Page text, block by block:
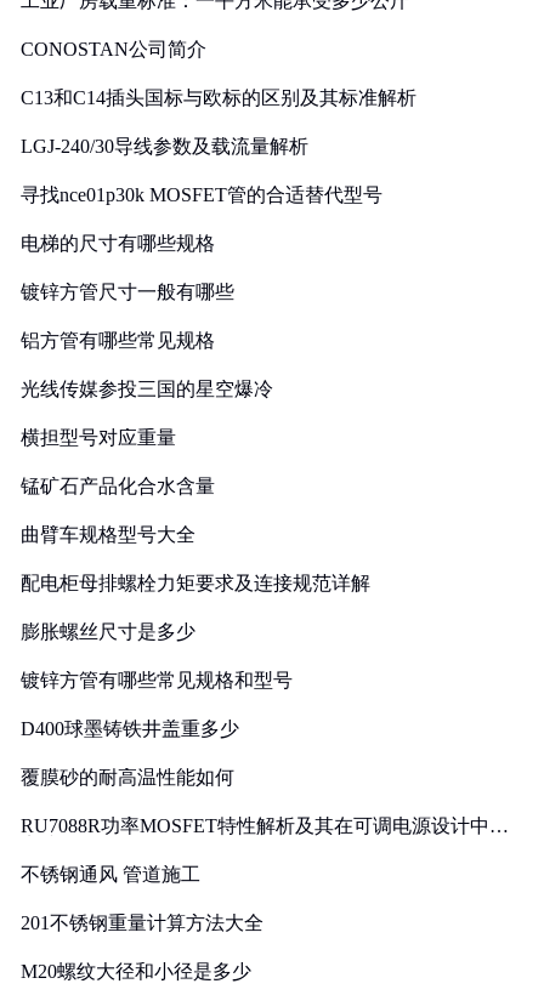
CONOSTAN公司简介
C13和C14插头国标与欧标的区别及其标准解析
LGJ-240/30导线参数及载流量解析
寻找nce01p30k MOSFET管的合适替代型号
电梯的尺寸有哪些规格
镀锌方管尺寸一般有哪些
铝方管有哪些常见规格
光线传媒参投三国的星空爆冷
横担型号对应重量
锰矿石产品化合水含量
曲臂车规格型号大全
配电柜母排螺栓力矩要求及连接规范详解
膨胀螺丝尺寸是多少
镀锌方管有哪些常见规格和型号
D400球墨铸铁井盖重多少
覆膜砂的耐高温性能如何
RU7088R功率MOSFET特性解析及其在可调电源设计中的
不锈钢通风 管道施工
201不锈钢重量计算方法大全
M20螺纹大径和小径是多少